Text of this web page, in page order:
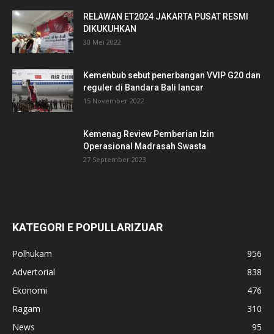
RELAWAN ET2024 JAKARTA PUSAT RESMI
DIKUKUHKAN
30 Mei 2022
Kemenbub sebut penerbangan VVIP G20 dan
reguler di Bandara Bali lancar
15 November 2022
Kemenag Review Pemberian Izin
Operasional Madrasah Swasta
27 September 2023
KATEGORI E POPULLARIZUAR
Polhukam
956
Advertorial
838
Ekonomi
476
Ragam
310
News
95